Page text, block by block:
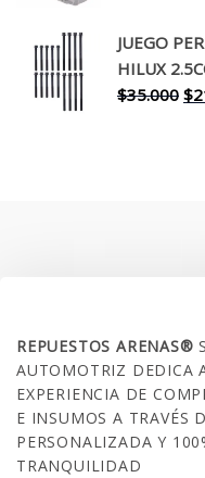
JUEGO
HILUX
$35.000 El
$
REPUESTOS ARENAS®
AUTOMOTRIZ DEDICA
EXPERIENCIA DE
E INSUMOS A TRAVÉS
PERSONALIZADA Y
TRANQUILIDAD